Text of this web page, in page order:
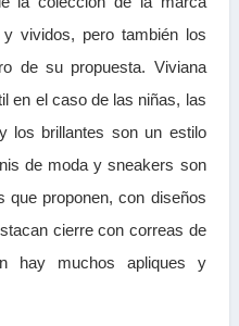
vividos, pero también los
de su propuesta. Viviana
en el caso de las niñas, las
los brillantes son un estilo
de moda y sneakers son
que proponen, con diseños
cierre con correas de
hay muchos apliques y